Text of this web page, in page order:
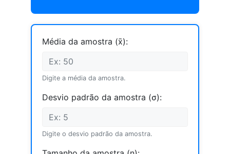
Média da amostra (x̄):
Digite a média da amostra.
Desvio padrão da amostra (σ):
Digite o desvio padrão da amostra.